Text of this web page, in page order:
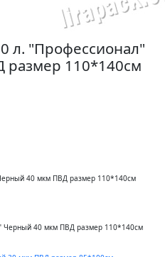
л. "Профессионал"
110*140см
40 мкм ПВД размер 110*140см
Черный 40 мкм ПВД размер 110*140см